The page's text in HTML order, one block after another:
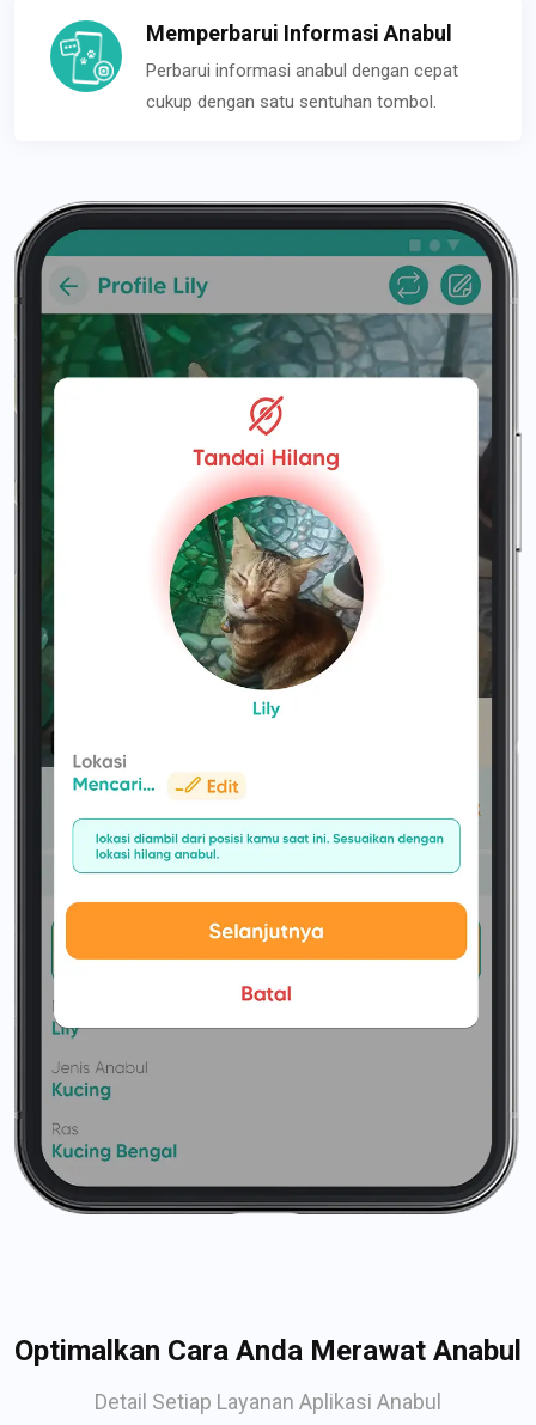
Memperbarui Informasi Anabul
Perbarui informasi anabul dengan cepat
cukup dengan satu sentuhan tombol.
Optimalkan Cara Anda Merawat Anabul
Detail Setiap Layanan Aplikasi Anabul